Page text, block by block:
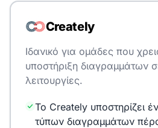
Creately
Ιδανικό για ομάδες που
υποστήριξη διαγραμμάτων
λειτουργίες.
Το Creately υποστηρίζει
τύπων διαγραμμάτων